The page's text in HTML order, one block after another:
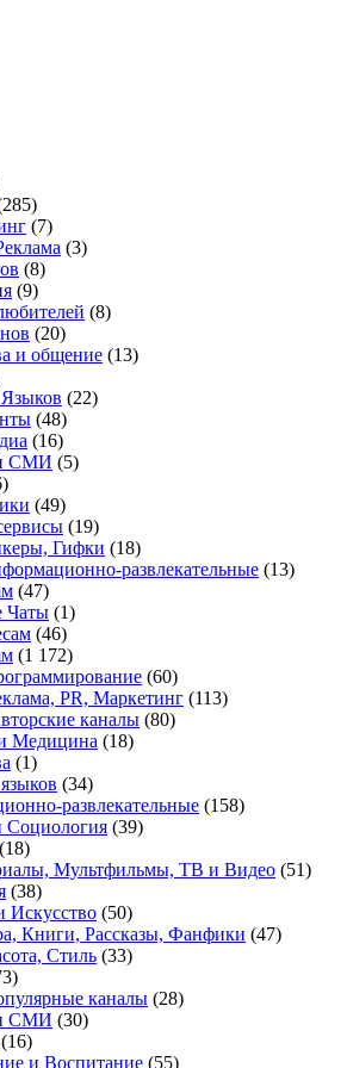
(7)
(3)
(8)
(9)
(8)
(20)
и общение (13)
(22)
(48)
(16)
СМИ (5)
(49)
(19)
Гифки (18)
развлекательные (13)
(47)
Чаты (1)
(46)
(1 172)
(60)
PR, Маркетинг (113)
каналы (80)
Медицина (18)
(1)
(34)
развлекательные (158)
Социология (39)
(18)
Мультфильмы, ТВ и Видео (51)
(38)
Искусство (50)
Книги, Рассказы, Фанфики (47)
Стиль (33)
каналы (28)
СМИ (30)
(16)
и Воспитание (55)